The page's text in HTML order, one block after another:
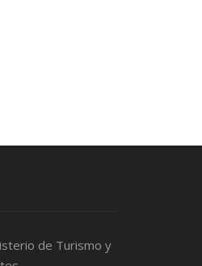
de Turismo y